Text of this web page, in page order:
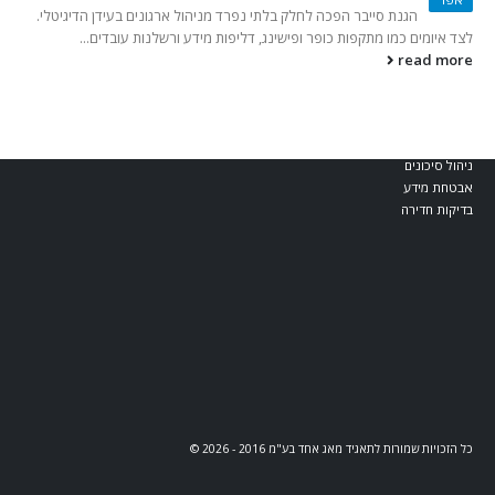
הגנת סייבר הפכה לחלק בלתי נפרד מניהול ארגונים בעידן הדיגיטלי.
לצד איומים כמו מתקפות כופר ופישינג, דליפות מידע ורשלנות עובדים...
read more
בלוג וחדשות
קטגוריות מומלצות
ניהול סיכונים
אבטחת מידע
בדיקות חדירה
כל הזכויות שמורות לתאגיד מאג אחד בע"מ 2016 - 2026 ©